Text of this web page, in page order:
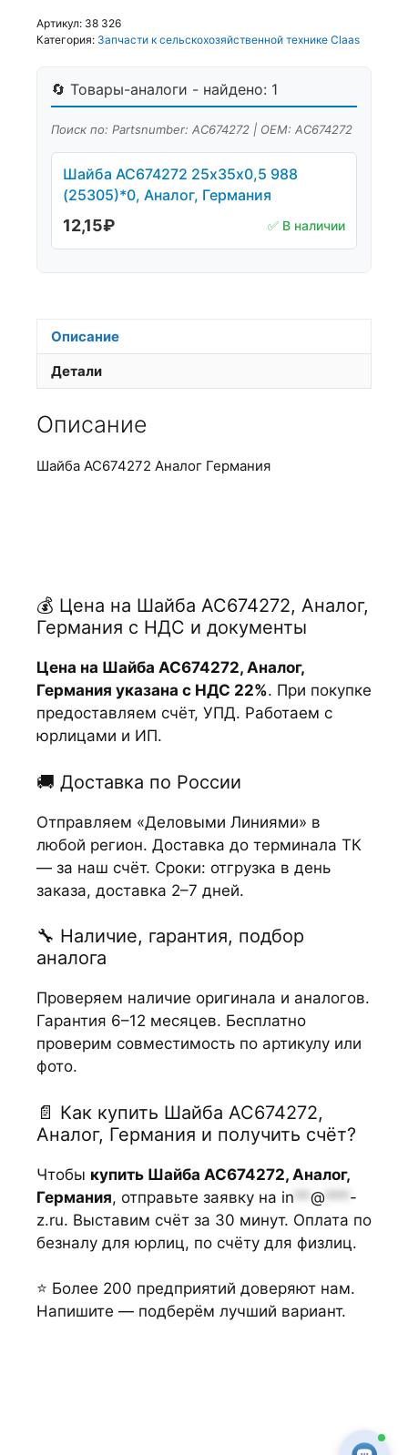
Артикул: 38 326
Категория: Запчасти к сельскохозяйственной технике Claas
🔄 Товары-аналоги - найдено: 1
Поиск по: Partsnumber: АС674272 | OEM: АС674272
Шайба АС674272 25х35х0,5 988
(25305)*0, Аналог, Германия
12,15₽ ✅ В наличии
Описание
Детали
Описание
Шайба АС674272 Аналог Германия
💰 Цена на Шайба АС674272, Аналог,
Германия с НДС и документы
Цена на Шайба АС674272, Аналог,
Германия указана с НДС 22%. При покупке
предоставляем счёт, УПД. Работаем с
юрлицами и ИП.
🚚 Доставка по России
Отправляем «Деловыми Линиями» в
любой регион. Доставка до терминала ТК
— за наш счёт. Сроки: отгрузка в день
заказа, доставка 2–7 дней.
🔧 Наличие, гарантия, подбор
аналога
Проверяем наличие оригинала и аналогов.
Гарантия 6–12 месяцев. Бесплатно
проверим совместимость по артикулу или
фото.
📄 Как купить Шайба АС674272,
Аналог, Германия и получить счёт?
Чтобы купить Шайба АС674272, Аналог,
Германия, отправьте заявку на in ** @ *** -
z.ru. Выставим счёт за 30 минут. Оплата по
безналу для юрлиц, по счёту для физлиц.
⭐ Более 200 предприятий доверяют нам.
Напишите — подберём лучший вариант.